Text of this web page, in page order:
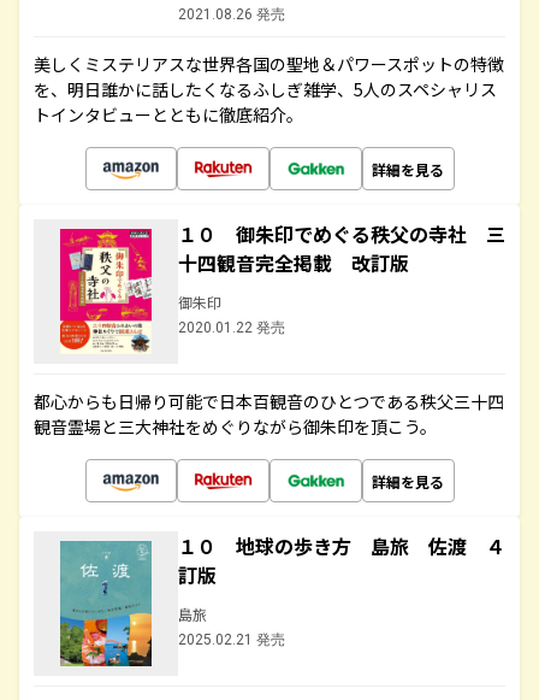
2021.08.26 発売
美しくミステリアスな世界各国の聖地＆パワースポットの特徴
を、明日誰かに話したくなるふしぎ雑学、5人のスペシャリス
トインタビューとともに徹底紹介。
詳細を見る
１０ 御朱印でめぐる秩父の寺社 三
十四観音完全掲載 改訂版
御朱印
2020.01.22 発売
都心からも日帰り可能で日本百観音のひとつである秩父三十四
観音霊場と三大神社をめぐりながら御朱印を頂こう。
詳細を見る
１０ 地球の歩き方 島旅 佐渡 ４
訂版
島旅
2025.02.21 発売